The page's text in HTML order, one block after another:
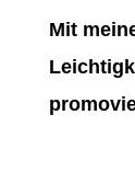
Mit